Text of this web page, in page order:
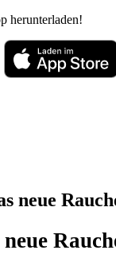
herunterladen!
neue